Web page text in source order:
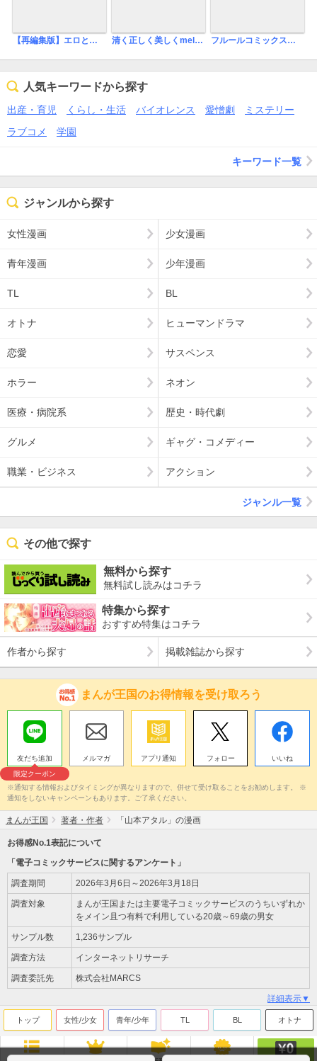
【再編集版】エロとろ ver.SS【デジタル・修正版】 清く正しく美しくmellow フルールコミックスアンソロジー 青春男子BL ～欲情編～
人気キーワードから探す
出産・育児 くらし・生活 バイオレンス 愛憎劇
ミステリー
ラブコメ
学園
キーワード一覧
ジャンルから探す
女性漫画 少女漫画
青年漫画 少年漫画
TL BL
オトナ ヒューマンドラマ
恋愛 サスペンス
ホラー ネオン
医療・病院系 歴史・時代劇
グルメ ギャグ・コメディー
職業・ビジネス アクション
ジャンル一覧
その他で探す
無料から探す
無料試し読みはコチラ
特集から探す
おすすめ特集はコチラ
作者から探す 掲載雑誌から探す
まんが王国のお得情報を受け取ろう
友だち追加
限定クーポン
メルマガ アプリ通知 フォロー いいね
※通知する情報およびタイミングが異なりますので、併せて受け取ることをお勧めします。 ※
通知をしないキャンペーンもあります。ご了承ください。
まんが王国 著者・作者 「山本アタル」の漫画
お得感No.1表記について
「電子コミックサービスに関するアンケート」
調査期間 2026年3月6日～2026年3月18日
調査対象
まんが王国または主要電子コミックサービスのうちいずれか
をメイン且つ有料で利用している20歳～69歳の男女
サンプル数 1,236サンプル
調査方法 インターネットリサーチ
調査委託先 株式会社MARCS
詳細表示▼
トップ 女性/少女 青年/少年 TL BL オトナ